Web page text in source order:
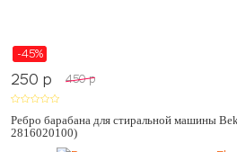
-45%
250 p 450 p
Ребро барабана для стиральной машины
2816020100)